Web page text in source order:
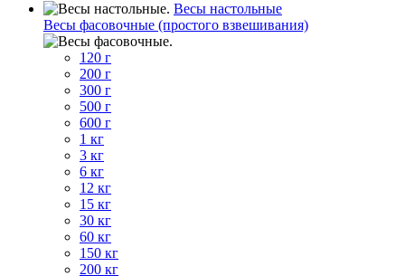
Весы настольные
Весы фасовочные (простого взвешивания)
120 г
200 г
300 г
500 г
600 г
1 кг
3 кг
6 кг
12 кг
15 кг
30 кг
60 кг
150 кг
200 кг